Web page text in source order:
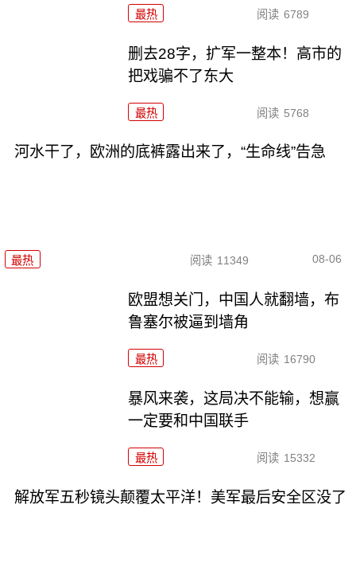
最热 阅读 6789
删去28字，扩军一整本！高市的
把戏骗不了东大
最热 阅读 5768
河水干了，欧洲的底裤露出来了，“生命线”告急
最热 阅读 11349 08-06
欧盟想关门，中国人就翻墙，布
鲁塞尔被逼到墙角
最热 阅读 16790
暴风来袭，这局决不能输，想赢
一定要和中国联手
最热 阅读 15332
解放军五秒镜头颠覆太平洋！美军最后安全区没了